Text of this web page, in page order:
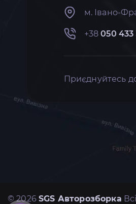
м. Івано-
+38050 433
Приєднуйтесь
© 2026SGS Авторозборка